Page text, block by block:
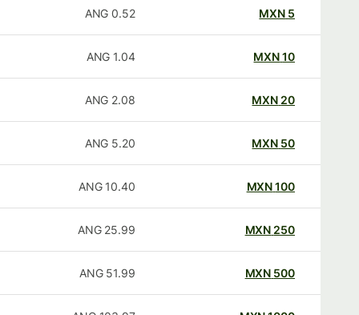
MXN
0.52
ANG
MXN
1.04
ANG
20
MXN
2.08
ANG
50
MXN
5.20
ANG
100
MXN
10.40
ANG
250
MXN
25.99
ANG
500
MXN
51.99
ANG